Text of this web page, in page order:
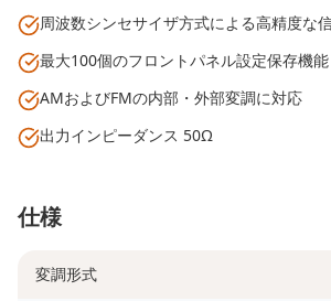
周波数シンセサイザ方式による高精度な
最大100個のフロントパネル設定保存機能
AMおよびFMの内部・外部変調に対応
出力インピーダンス 50Ω
仕様
変調形式